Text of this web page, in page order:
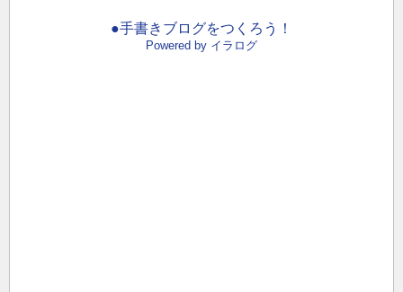
●手書きブログをつくろう！
Powered by イラログ